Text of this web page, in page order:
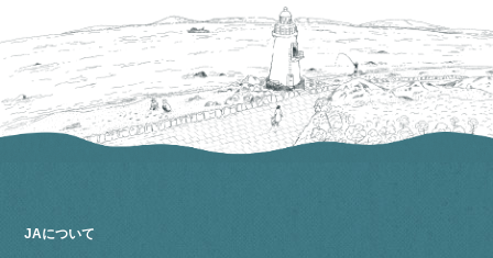
JAについて